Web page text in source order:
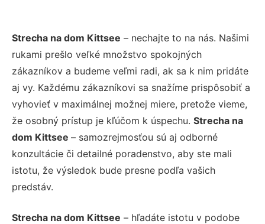
Strecha na dom Kittsee – nechajte to na nás. Našimi
rukami prešlo veľké množstvo spokojných
zákazníkov a budeme veľmi radi, ak sa k nim pridáte
aj vy. Každému zákazníkovi sa snažíme prispôsobiť a
vyhovieť v maximálnej možnej miere, pretože vieme,
že osobný prístup je kľúčom k úspechu. Strecha na
dom Kittsee – samozrejmosťou sú aj odborné
konzultácie či detailné poradenstvo, aby ste mali
istotu, že výsledok bude presne podľa vašich
predstáv.
Strecha na dom Kittsee – hľadáte istotu v podobe